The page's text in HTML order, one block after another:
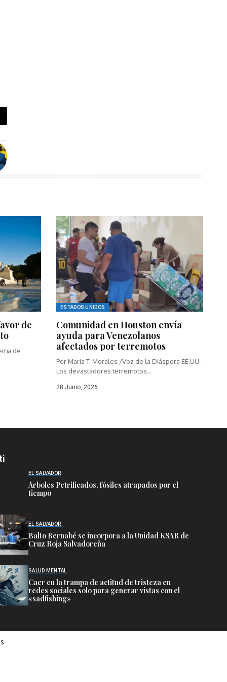
de
de
ESTADOS UNIDOS
Comunidad en Houston envía
ayuda para Venezolanos
afectados por terremotos
Por María T. Morales /Voz de la Diáspora EE.UU.-
Los devastadores terremotos...
28 Junio, 2026
EL SALVADOR
Árboles Petrificados, fósiles atrapados por el
tiempo
EL SALVADOR
Balto Bernabé se incorpora a la Unidad KSAR de
Cruz Roja Salvadoreña
SALUD MENTAL
Caer en la trampa de actitud de tristeza en
redes sociales solo para generar vistas con el
«sadfishing»